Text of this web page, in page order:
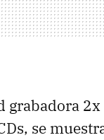
grabadora
se